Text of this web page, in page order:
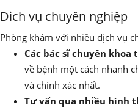
Dich vụ chuyên nghiệp
Phòng khám với nhiều dịch vụ
Các bác sĩ chuyên
về bệnh một cách nhanh
và chính xác nhất.
Tư vấn qua nhiều hình